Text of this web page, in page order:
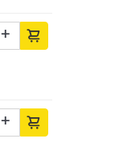
+
+